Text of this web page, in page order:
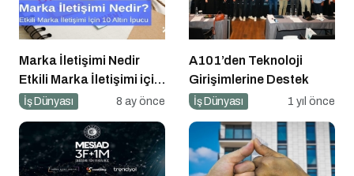
Marka İletişimi Nedir
Etkili Marka İletişimi için
10 Altın Öneri
İş Dünyası 8 ay önce
A101’den Teknoloji
Girişimlerine Destek
İş Dünyası 1 yıl önce